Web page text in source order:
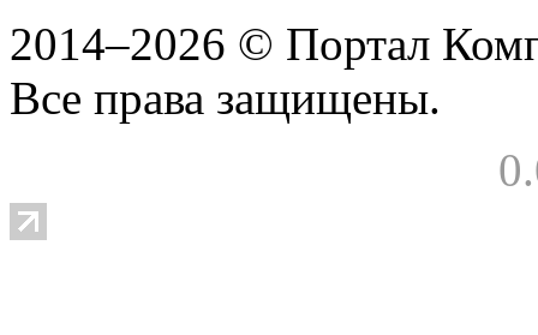
2014–2026 © Портал
Все права защищены.